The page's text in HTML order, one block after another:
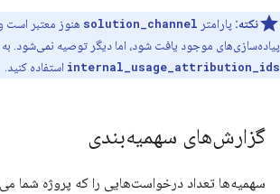
نکته: پارامتر solution_channel هنوز معتبر
پیاده‌سازی‌های موجود یافت شود، اما دیگر توصیه نمی‌شود. به
internal_usage_attribution_ids استفاده کنید.
گزارش‌های سهمیه‌بندی